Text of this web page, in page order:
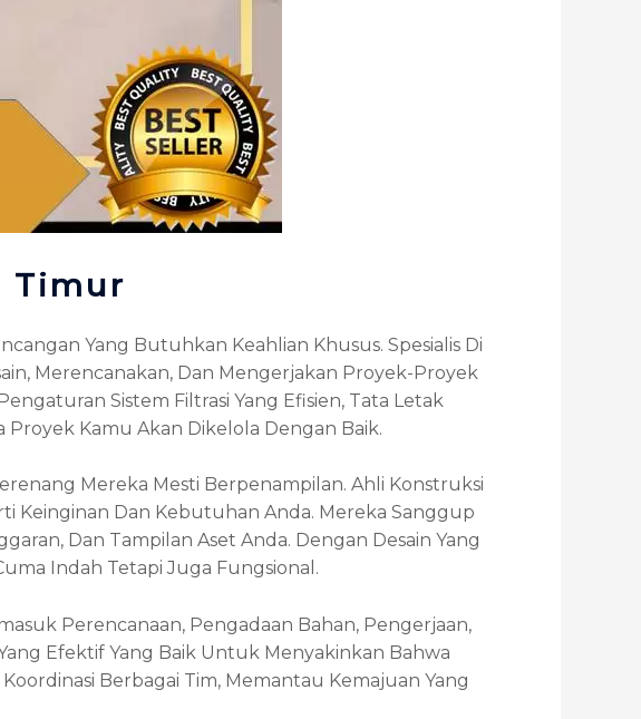
Timur
Yang Butuhkan Keahlian Khusus. Spesialis Di
Merencanakan, Dan Mengerjakan Proyek-Proyek
Sistem Filtrasi Yang Efisien, Tata Letak
Proyek Kamu Akan Dikelola Dengan Baik.
Mereka Mesti Berpenampilan. Ahli Konstruksi
Keinginan Dan Kebutuhan Anda. Mereka Sanggup
Dan Tampilan Aset Anda. Dengan Desain Yang
Indah Tetapi Juga Fungsional.
Perencanaan, Pengadaan Bahan, Pengerjaan,
Efektif Yang Baik Untuk Menyakinkan Bahwa
Berbagai Tim, Memantau Kemajuan Yang